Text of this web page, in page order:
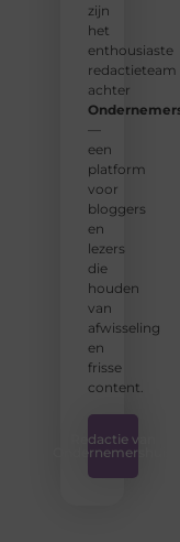
zijn
het
enthousiaste
redactieteam
achter
—
een
platform
voor
bloggers
en
lezers
die
houden
van
afwisseling
en
frisse
content.
Redactie van
Ondernemershuis